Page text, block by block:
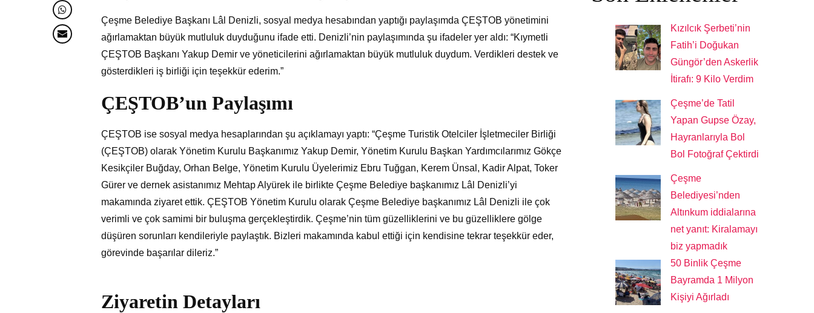
Çeşme Belediye Başkanı Lâl Denizli, sosyal medya hesabından yaptığı paylaşımda ÇEŞTOB yönetimini
ağırlamaktan büyük mutluluk duyduğunu ifade etti. Denizli’nin paylaşımında şu ifadeler yer aldı: “Kıymetli
ÇEŞTOB Başkanı Yakup Demir ve yöneticilerini ağırlamaktan büyük mutluluk duydum. Verdikleri destek ve
gösterdikleri iş birliği için teşekkür ederim.”
ÇEŞTOB’un Paylaşımı
ÇEŞTOB ise sosyal medya hesaplarından şu açıklamayı yaptı: “Çeşme Turistik Otelciler İşletmeciler Birliği
(ÇEŞTOB) olarak Yönetim Kurulu Başkanımız Yakup Demir, Yönetim Kurulu Başkan Yardımcılarımız Gökçe
Kesikçiler Buğday, Orhan Belge, Yönetim Kurulu Üyelerimiz Ebru Tuğgan, Kerem Ünsal, Kadir Alpat, Toker
Gürer ve dernek asistanımız Mehtap Alyürek ile birlikte Çeşme Belediye başkanımız Lâl Denizli’yi
makamında ziyaret ettik. ÇEŞTOB Yönetim Kurulu olarak Çeşme Belediye başkanımız Lâl Denizli ile çok
verimli ve çok samimi bir buluşma gerçekleştirdik. Çeşme’nin tüm güzelliklerini ve bu güzelliklere gölge
düşüren sorunları kendileriyle paylaştık. Bizleri makamında kabul ettiği için kendisine tekrar teşekkür eder,
görevinde başarılar dileriz.”
Ziyaretin Detayları
Kızılcık Şerbeti’nin
Fatih’i Doğukan
Güngör’den Askerlik
İtirafı: 9 Kilo Verdim
Çeşme’de Tatil
Yapan Gupse Özay,
Hayranlarıyla Bol
Bol Fotoğraf Çektirdi
Çeşme
Belediyesi’nden
Altınkum iddialarına
net yanıt: Kiralamayı
biz yapmadık
50 Binlik Çeşme
Bayramda 1 Milyon
Kişiyi Ağırladı